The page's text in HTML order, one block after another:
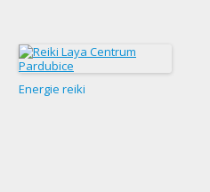
Energie reiki